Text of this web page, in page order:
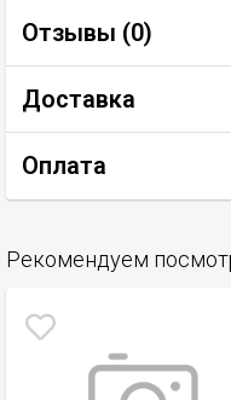
Отзывы (0)
Доставка
Оплата
Рекомендуем